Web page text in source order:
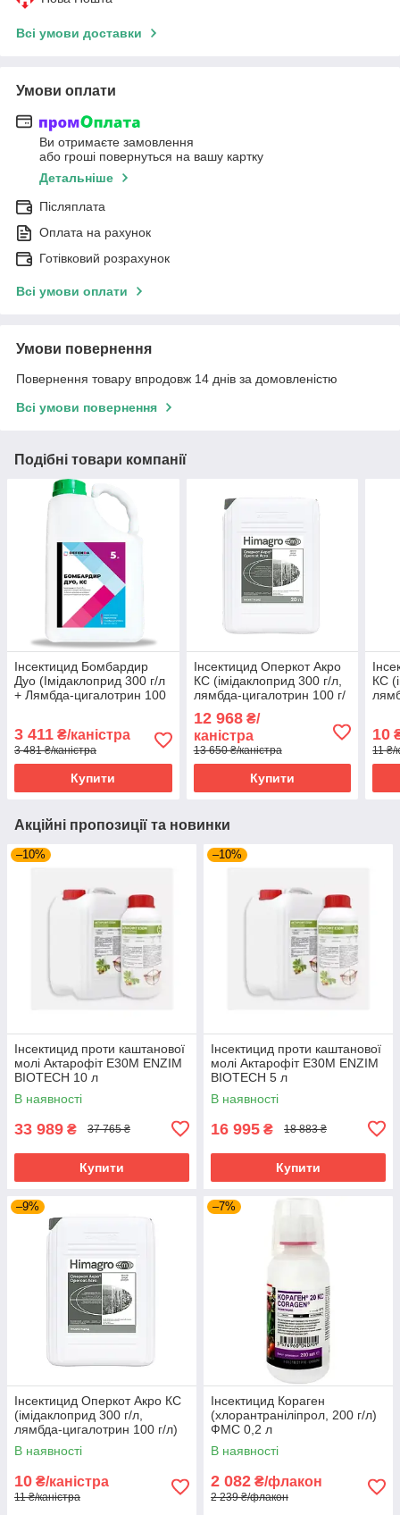
Всі умови доставки
Умови оплати
Ви отримаєте замовлення
або гроші повернуться на вашу картку
Детальніше
Післяплата
Оплата на рахунок
Готівковий розрахунок
Всі умови оплати
Умови повернення
Повернення товару впродовж 14 днів за домовленістю
Всі умови повернення
Подібні товари компанії
Інсектицид Бомбардир
Дуо (Імідаклоприд 300 г/л
+ Лямбда-цигалотрин 100
3 411 ₴/каністра
3 481 ₴/каністра
Купити
Інсектицид Оперкот Акро
КС (імідаклоприд 300 г/л,
лямбда-цигалотрин 100 г/
12 968₴/
каністра
13 650 ₴/каністра
Купити
КС
10
11 ₴/
Акційні пропозиції та новинки
–10%
Інсектицид проти каштанової
молі Актарофіт Е30М ENZIM
BIOTECH 10 л
В наявності
33 989 ₴ 37 765 ₴
Купити
–10%
Інсектицид проти каштанової
молі Актарофіт Е30М ENZIM
BIOTECH 5 л
В наявності
16 995 ₴ 18 883 ₴
Купити
–9%
Інсектицид Оперкот Акро КС
(імідаклоприд 300 г/л,
лямбда-цигалотрин 100 г/л)
Himagro M 10л
В наявності
10 ₴/каністра
11 ₴/каністра
–7%
Інсектицид Кораген
(хлорантраніліпрол, 200 г/л)
ФМС 0,2 л
В наявності
2 082 ₴/флакон
2 239 ₴/флакон